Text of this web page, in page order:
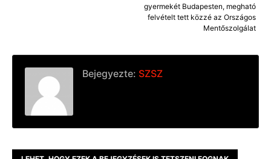
gyermekét Budapesten, megható
felvételt tett közzé az Országos
Mentőszolgálat
Bejegyezte: SZSZ